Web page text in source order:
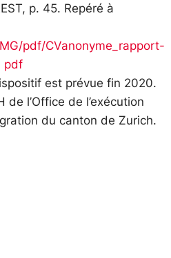
p. 45. Repéré à
pdf/CVanonyme_rapport-
pdf
est prévue fin 2020.
de l’Office de l’exécution
du canton de Zurich.